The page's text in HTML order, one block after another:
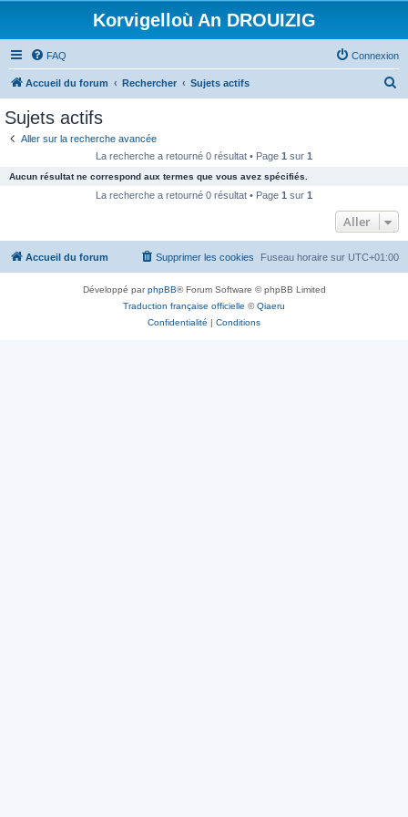
Korvigelloù An DROUIZIG
FAQ Connexion
Accueil du forum Rechercher Sujets actifs
c
e
Sujets actifs
Aller sur la recherche avancée
La recherche a retourné 0 résultat • Page 1 sur 1
Aucun résultat ne correspond aux termes que vous avez spécifiés.
La recherche a retourné 0 résultat • Page 1 sur 1
Aller
Accueil du forum Fuseau horaire sur UTC+01:00
Supprimer les cookies
Développé parphpBB® Forum Software © phpBB Limited
Traduction française officielle ©Qiaeru
Confidentialité | Conditions